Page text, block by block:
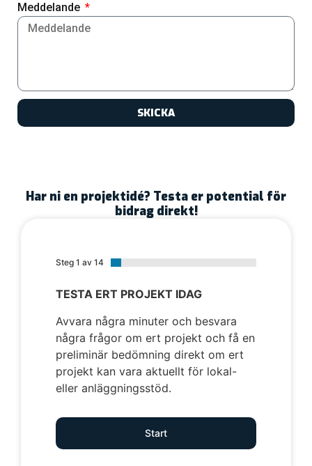
Meddelande
SKICKA
Har ni en projektidé? Testa er potential för
bidrag direkt!
Steg 1 av 14
TESTA ERT PROJEKT IDAG
Avvara några minuter och besvara
några frågor om ert projekt och få en
preliminär bedömning direkt om ert
projekt kan vara aktuellt för lokal-
eller anläggningsstöd.
Start